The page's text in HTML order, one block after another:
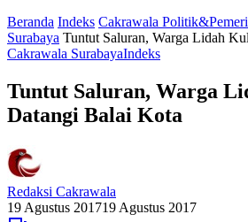
Beranda Indeks Cakrawala
Surabaya Tuntut Saluran, Warga Lidah
Cakrawala SurabayaIndeks
Tuntut Saluran, Warga
Datangi Balai Kota
Redaksi Cakrawala
19 Agustus 201719 Agustus 2017